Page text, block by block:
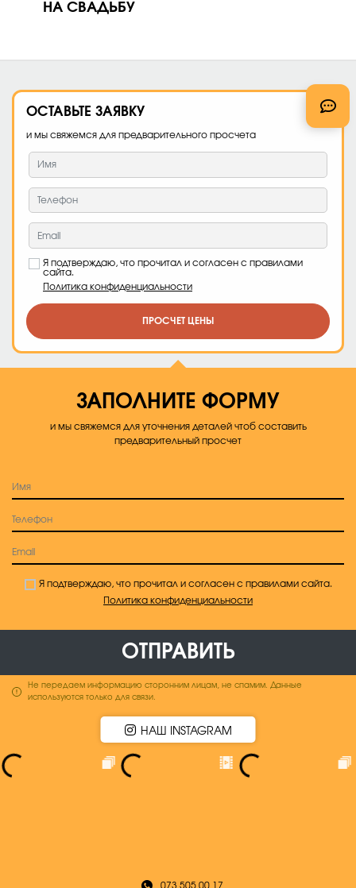
НА СВАДЬБУ
ОСТАВЬТЕ ЗАЯВКУ
и мы свяжемся для предварительного просчета
Я подтверждаю, что прочитал и согласен с правилами
сайта.
Политика конфиденциальности
ПРОСЧЕТ ЦЕНЫ
ЗАПОЛНИТЕ ФОРМУ
и мы свяжемся для уточнения деталей чтоб составить
предварительный просчет
Я подтверждаю, что прочитал и согласен с правилами сайта.
Политика конфиденциальности
ОТПРАВИТЬ
Не передаем информацию сторонним лицам, не спамим. Данные
используются только для связи.
НАШ INSTAGRAM
073 505 00 17